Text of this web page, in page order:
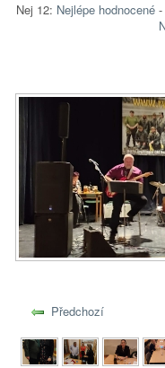
Nej 12: Nejlépe hodnocené-
Předchozí